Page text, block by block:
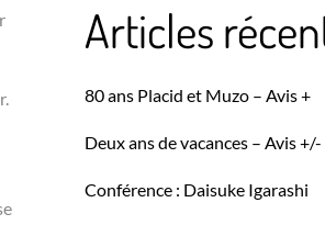
Articles
80 ans Placid et Muzo – Avis +
Deux ans de vacances – Avis +/-
Conférence : Daisuke Igarashi